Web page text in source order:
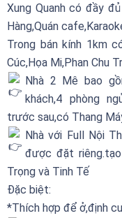
Xung Quanh có đầy
Hàng,Quán
Trong bán kính 1km
Cúc,Họa Mi,Phan Chu
Nhà 2 Mê bao
khách,4 phòng
trước sau,có Thang
Nhà với Full Nội
được đặt
Trọng và Tinh Tế
Đặc biệt:
*Thích hợp để ở,định